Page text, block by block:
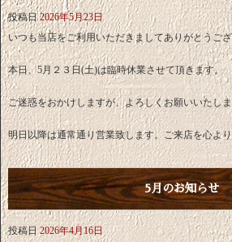
投稿日 2026年5月23日
いつも当店をご利用いただきましてありがとうご
本日、5月２３日(土)は臨時休業させて頂きます。
ご迷惑をおかけしますが、よろしくお願いいたし
明日以降は通常通り営業致します。ご来店を心よ
5月のお知らせ
投稿日 2026年4月16日